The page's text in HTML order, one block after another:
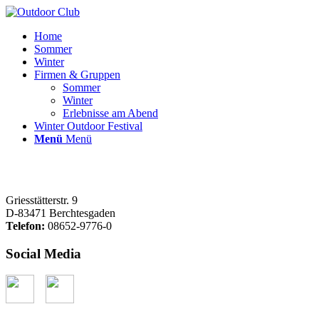
Home
Sommer
Winter
Firmen & Gruppen
Sommer
Winter
Erlebnisse am Abend
Winter Outdoor Festival
Menü Menü
Griesstätterstr. 9
D-83471 Berchtesgaden
Telefon: 08652-9776-0
Social Media